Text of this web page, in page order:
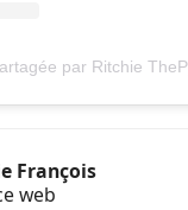
François
web